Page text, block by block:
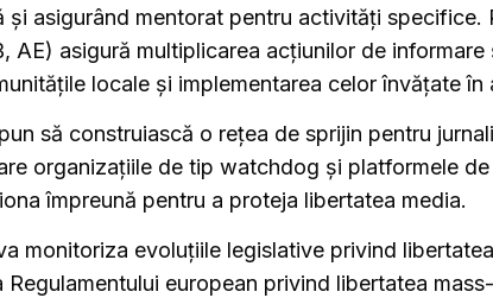
și asigurând mentorat pentru activități specifice.
AE) asigură multiplicarea acțiunilor de
locale și implementarea celor învățate în
să construiască o rețea de sprijin pentru
organizațiile de tip watchdog și platformele de
împreună pentru a proteja libertatea media.
monitoriza evoluțiile legislative privind
Regulamentului european privind libertatea